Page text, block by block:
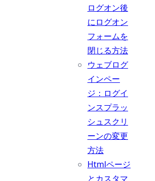
ログオン後
にログオン
フォームを
閉じる方法
ウェブログ
インペー
ジ：ログイ
ンスプラッ
シュスクリ
ーンの変更
方法
Htmlページ
とカスタマ